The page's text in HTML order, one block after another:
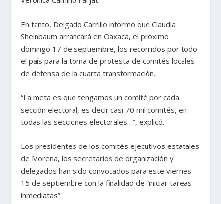
En tanto, Delgado Carrillo informó que Claudia
Sheinbaum arrancará en Oaxaca, el próximo
domingo 17 de septiembre, los recorridos por todo
el país para la toma de protesta de comités locales
de defensa de la cuarta transformación.
“La meta es que tengamos un comité por cada
sección electoral, es decir casi 70 mil comités, en
todas las secciones electorales…”, explicó.
Los presidentes de los comités ejecutivos estatales
de Morena, los secretarios de organización y
delegados han sido convocados para este viernes
15 de septiembre con la finalidad de “iniciar tareas
inmediatas”.